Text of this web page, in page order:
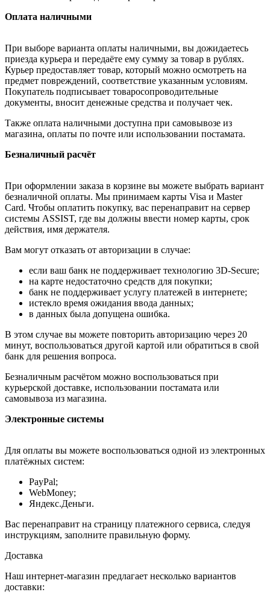
Оплата наличными
При выборе варианта оплаты наличными, вы дожидаетесь
приезда курьера и передаёте ему сумму за товар в рублях.
Курьер предоставляет товар, который можно осмотреть на
предмет повреждений, соответствие указанным условиям.
Покупатель подписывает товаросопроводительные
документы, вносит денежные средства и получает чек.
Также оплата наличными доступна при самовывозе из
магазина, оплаты по почте или использовании постамата.
Безналичный расчёт
При оформлении заказа в корзине вы можете выбрать вариант
безналичной оплаты. Мы принимаем карты Visa и Master
Card. Чтобы оплатить покупку, вас перенаправит на сервер
системы ASSIST, где вы должны ввести номер карты, срок
действия, имя держателя.
Вам могут отказать от авторизации в случае:
если ваш банк не поддерживает технологию 3D-Secure;
на карте недостаточно средств для покупки;
банк не поддерживает услугу платежей в интернете;
истекло время ожидания ввода данных;
в данных была допущена ошибка.
В этом случае вы можете повторить авторизацию через 20
минут, воспользоваться другой картой или обратиться в свой
банк для решения вопроса.
Безналичным расчётом можно воспользоваться при
курьерской доставке, использовании постамата или
самовывоза из магазина.
Электронные системы
Для оплаты вы можете воспользоваться одной из электронных
платёжных систем:
PayPal;
WebMoney;
Яндекс.Деньги.
Вас перенаправит на страницу платежного сервиса, следуя
инструкциям, заполните правильную форму.
Доставка
Наш интернет-магазин предлагает несколько вариантов
доставки: